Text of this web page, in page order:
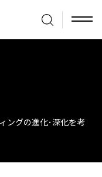
ングの進化･深化を考